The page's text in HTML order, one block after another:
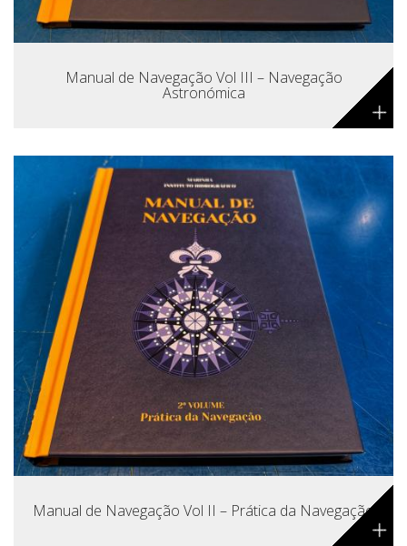
Manual de Navegação Vol III – Navegação
Astronómica +
Manual de Navegação Vol II – Prática da Navegação+